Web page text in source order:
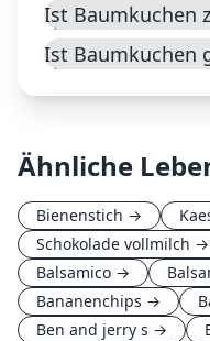
Ist Baumkuchen
Ist Baumkuchen
Ähnliche
Bienenstich →
Schokolade vollmilch →
Balsamico →
Bananenchips →
Ben and jerry s →